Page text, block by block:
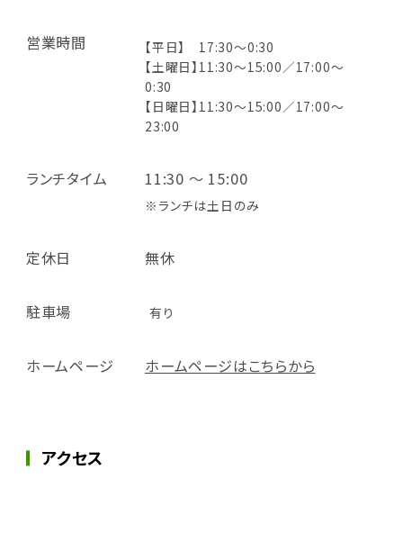
営業時間
【平日】 17:30～0:30
【土曜日】11:30～15:00／17:00～
0:30
【日曜日】11:30～15:00／17:00～
23:00
ランチタイム 11:30 ～ 15:00
※ランチは土日のみ
定休日 無休
駐車場 有り
ホームページ ホームページはこちらから
アクセス